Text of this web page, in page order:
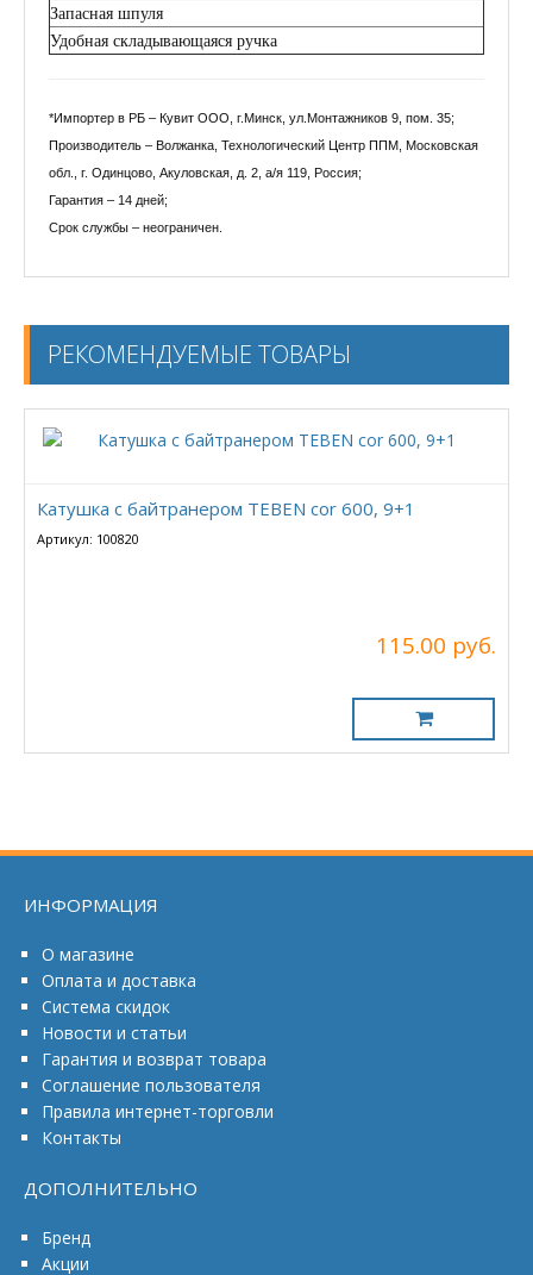
Запасная шпуля
Удобная складывающаяся ручка
*Импортер в РБ – Кувит ООО, г.Минск, ул.Монтажников 9, пом. 35;
Производитель – Волжанка, Технологический Центр ППМ, Московская
обл., г. Одинцово, Акуловская, д. 2, а/я 119, Россия;
Гарантия – 14 дней;
Срок службы – неограничен.
РЕКОМЕНДУЕМЫЕ ТОВАРЫ
Катушка с байтранером TEBEN cor 600, 9+1
Артикул: 100820
115.00 руб.
ИНФОРМАЦИЯ
О магазине
Оплата и доставка
Система скидок
Новости и статьи
Гарантия и возврат товара
Соглашение пользователя
Правила интернет-торговли
Контакты
ДОПОЛНИТЕЛЬНО
Бренд
Акции